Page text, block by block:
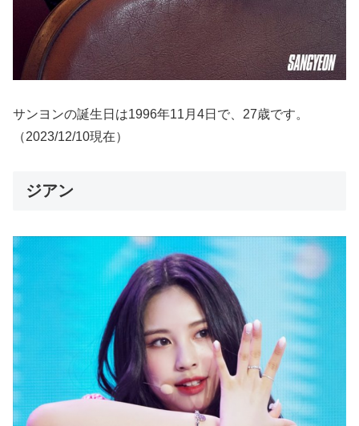
サンヨンの誕生日は1996年11月4日で、27歳です。
（2023/12/10現在）
ジアン